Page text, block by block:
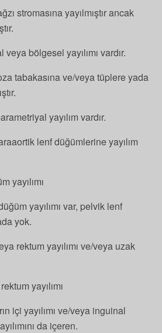
stromasına yayılmıştır ancak
bölgesel yayılımı vardır.
tabakasına ve/veya tüplere yada
yayılım vardır.
lenf düğümlerine yayılım
yayılımı
yayılımı var, pelvik lenf
yok.
rektum yayılımı ve/veya uzak
yayılımı
içi yayılımı ve/veya inguinal
da içeren.